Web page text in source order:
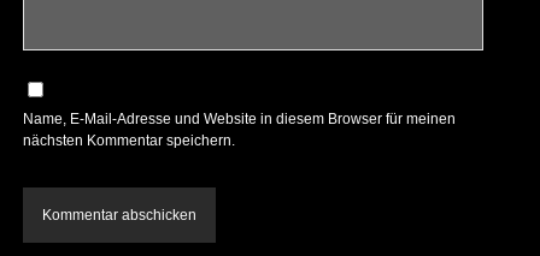
Name, E-Mail-Adresse und Website in diesem Browser für meinen
nächsten Kommentar speichern.